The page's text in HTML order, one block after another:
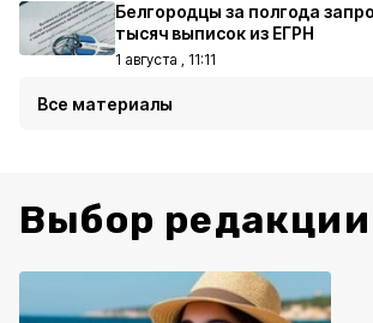
Белгородцы за полгода
тысяч выписок из ЕГРН
1 августа , 11:11
Все материалы
Выбор редакции